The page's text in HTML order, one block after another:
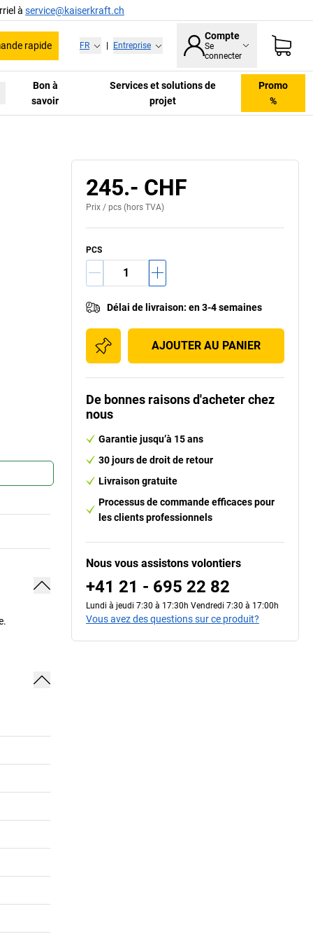
à service@kaiserkraft.ch
rapide FR Entreprise
Compte
Se
connecter
Bon à
savoir
Services et solutions de
projet
Promo
%
245.- CHF
Prix / pcs (hors TVA)
PCS
Délai de livraison: en 3-4 semaines
AJOUTER AU PANIER
De bonnes raisons d'acheter chez
nous
Garantie jusqu’à 15 ans
30 jours de droit de retour
Livraison gratuite
Processus de commande efficaces pour
les clients professionnels
Nous vous assistons volontiers
+41 21 - 695 22 82
Lundi à jeudi 7:30 à 17:30h Vendredi 7:30 à 17:00h
Vous avez des questions sur ce produit?